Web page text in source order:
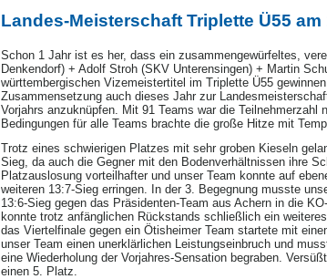
Landes-Meisterschaft Triplette Ü55 am
Schon 1 Jahr ist es her, dass ein zusammengewürfeltes,
Denkendorf) + Adolf Stroh (SKV Unterensingen) + Martin
württembergischen Vizemeistertitel im Triplette Ü55
Zusammensetzung auch dieses Jahr zur
Vorjahrs anzuknüpfen. Mit 91 Teams war die
Bedingungen für alle Teams brachte die große Hitze mit
Trotz eines schwierigen Platzes mit sehr groben Kieseln
Sieg, da auch die Gegner mit den Bodenverhältnissen ihre
Platzauslosung vorteilhafter und unser Team konnte auf
weiteren 13:7-Sieg erringen. In der 3. Begegnung musste
13:6-Sieg gegen das Präsidenten-Team aus Achern in die
konnte trotz anfänglichen Rückstands schließlich ein
das Viertelfinale gegen ein Ötisheimer Team startete mit
unser Team einen unerklärlichen Leistungseinbruch und
eine Wiederholung der Vorjahres-Sensation begraben.
einen 5. Platz.